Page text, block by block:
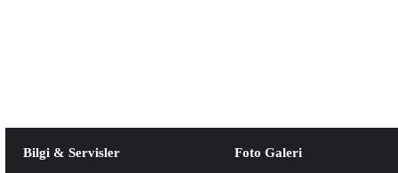
Bilgi & Servisler Foto Galeri